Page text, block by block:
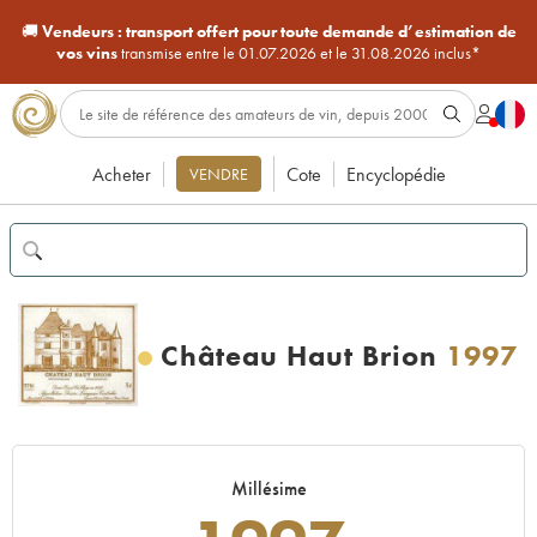
🚚Vendeurs : transport offert pour toute demande d’estimation de
vos vinstransmise entre le 01.07.2026 et le 31.08.2026 inclus*
Acheter VENDRE Cote Encyclopédie
Château Haut Brion 1997
Millésime